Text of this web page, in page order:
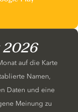
2026
auf die Karte
Namen,
Daten und eine
Meinung zu